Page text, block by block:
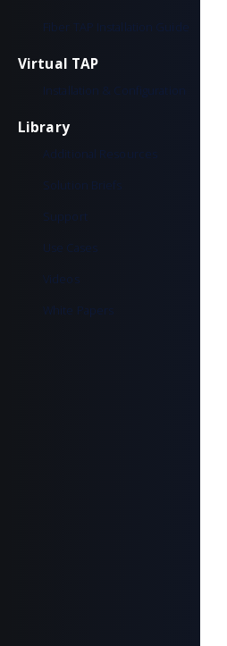
Fiber TAP Installation Guide
Virtual TAP
Installation & Configuration
Library
Additional Resources
Solution Briefs
Support
Use Cases
Videos
White Papers